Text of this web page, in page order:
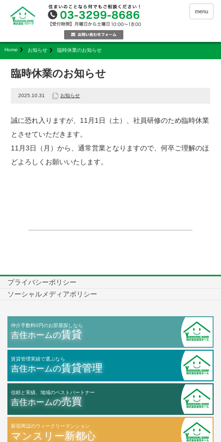
menu
Home お知らせ 臨時休業のお知らせ
臨時休業のお知らせ
2025.10.31 お知らせ
誠に恐れ入りますが、11月1日（土）、社員研修のため臨時休業
とさせていただきます。
11月3日（月）から、通常営業となりますので、何卒ご理解のほ
どよろしくお願いいたします。
プライバシーポリシー
ソーシャルメディアポリシー
仲介手数料0円のお部屋探しなら
吉住ホームの賃貸
賃貸管理実績で選ぶなら
吉住ホームの賃貸管理
信頼と実績、地域のベストパートナー
吉住ホームの売買
新宿周辺のウィークリーマンション
マンスリー新都心